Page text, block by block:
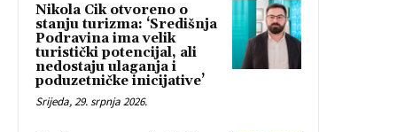
Nikola Cik otvoreno o
stanju turizma: ‘Središnja
Podravina ima velik
turistički potencijal, ali
nedostaju ulaganja i
poduzetničke inicijative’
Srijeda, 29. srpnja 2026.